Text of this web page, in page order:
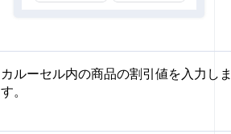
カルーセル内の商品の割引値を入力し
す。